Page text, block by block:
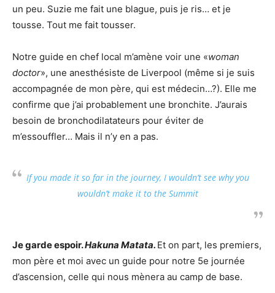
un peu. Suzie me fait une blague, puis je ris… et je
tousse. Tout me fait tousser.
Notre guide en chef local m’amène voir une «woman
doctor», une anesthésiste de Liverpool (même si je suis
accompagnée de mon père, qui est médecin…?). Elle me
confirme que j’ai probablement une bronchite. J’aurais
besoin de bronchodilatateurs pour éviter de
m’essouffler… Mais il n’y en a pas.
If you made it so far in the journey, I wouldn’t see why you
wouldn’t make it to the Summit
Je garde espoir.Hakuna Matata. Et on part, les premiers,
mon père et moi avec un guide pour notre 5e journée
d’ascension, celle qui nous mènera au camp de base.